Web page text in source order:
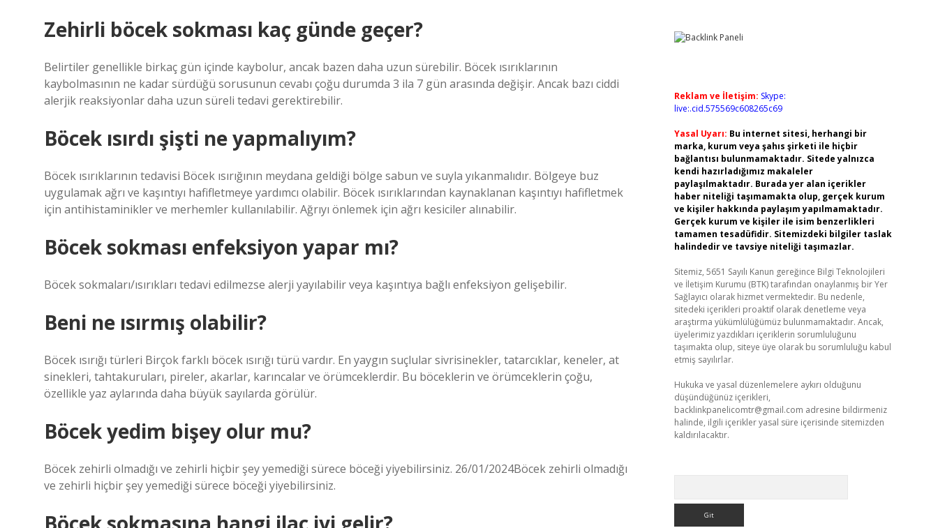
Zehirli böcek sokması kaç günde geçer?
Belirtiler genellikle birkaç gün içinde kaybolur, ancak bazen daha uzun sürebilir. Böcek ısırıklarının
kaybolmasının ne kadar sürdüğü sorusunun cevabı çoğu durumda 3 ila 7 gün arasında değişir. Ancak bazı ciddi
alerjik reaksiyonlar daha uzun süreli tedavi gerektirebilir.
Böcek ısırdı şişti ne yapmalıyım?
Böcek ısırıklarının tedavisi Böcek ısırığının meydana geldiği bölge sabun ve suyla yıkanmalıdır. Bölgeye buz
uygulamak ağrı ve kaşıntıyı hafifletmeye yardımcı olabilir. Böcek ısırıklarından kaynaklanan kaşıntıyı hafifletmek
için antihistaminikler ve merhemler kullanılabilir. Ağrıyı önlemek için ağrı kesiciler alınabilir.
Böcek sokması enfeksiyon yapar mı?
Böcek sokmaları/ısırıkları tedavi edilmezse alerji yayılabilir veya kaşıntıya bağlı enfeksiyon gelişebilir.
Beni ne ısırmış olabilir?
Böcek ısırığı türleri Birçok farklı böcek ısırığı türü vardır. En yaygın suçlular sivrisinekler, tatarcıklar, keneler, at
sinekleri, tahtakuruları, pireler, akarlar, karıncalar ve örümceklerdir. Bu böceklerin ve örümceklerin çoğu,
özellikle yaz aylarında daha büyük sayılarda görülür.
Böcek yedim bişey olur mu?
Böcek zehirli olmadığı ve zehirli hiçbir şey yemediği sürece böceği yiyebilirsiniz. 26/01/2024Böcek zehirli olmadığı
ve zehirli hiçbir şey yemediği sürece böceği yiyebilirsiniz.
Reklam ve İletişim: Skype:
live:.cid.575569c608265c69
Yasal Uyarı: Bu internet sitesi, herhangi bir
marka, kurum veya şahıs şirketi ile hiçbir
bağlantısı bulunmamaktadır. Sitede yalnızca
kendi hazırladığımız makaleler
paylaşılmaktadır. Burada yer alan içerikler
haber niteliği taşımamakta olup, gerçek kurum
ve kişiler hakkında paylaşım yapılmamaktadır.
Gerçek kurum ve kişiler ile isim benzerlikleri
tamamen tesadüfidir. Sitemizdeki bilgiler taslak
halindedir ve tavsiye niteliği taşımazlar.
Sitemiz, 5651 Sayılı Kanun gereğince Bilgi Teknolojileri
ve İletişim Kurumu (BTK) tarafından onaylanmış bir Yer
Sağlayıcı olarak hizmet vermektedir. Bu nedenle,
sitedeki içerikleri proaktif olarak denetleme veya
araştırma yükümlülüğümüz bulunmamaktadır. Ancak,
üyelerimiz yazdıkları içeriklerin sorumluluğunu
taşımakta olup, siteye üye olarak bu sorumluluğu kabul
etmiş sayılırlar.
Hukuka ve yasal düzenlemelere aykırı olduğunu
düşündüğünüz içerikleri,
backlinkpanelicomtr@gmail.com adresine bildirmeniz
halinde, ilgili içerikler yasal süre içerisinde sitemizden
kaldırılacaktır.